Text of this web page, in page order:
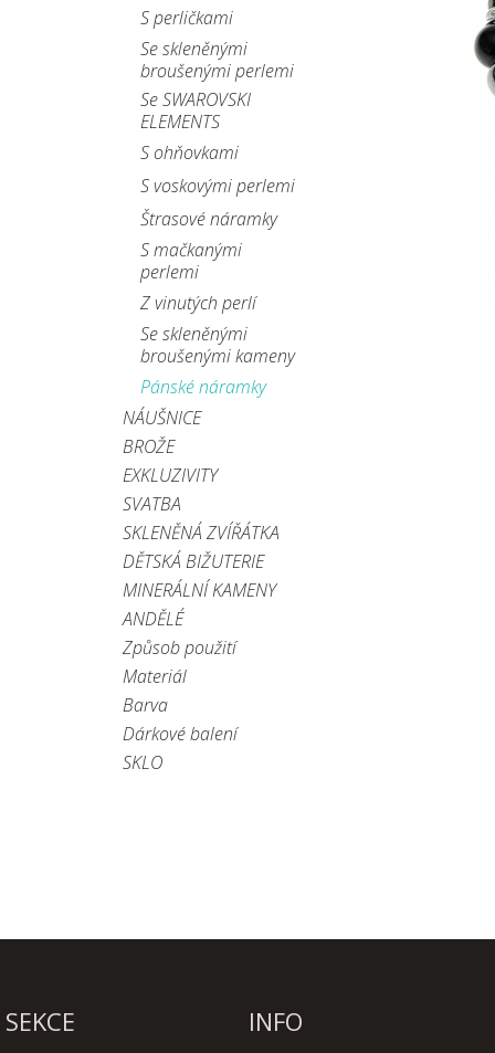
S perličkami
Se skleněnými
broušenými perlemi
Se SWAROVSKI
ELEMENTS
S ohňovkami
S voskovými perlemi
Štrasové náramky
S mačkanými
perlemi
Z vinutých perlí
Se skleněnými
broušenými kameny
Pánské náramky
NÁUŠNICE
BROŽE
EXKLUZIVITY
SVATBA
SKLENĚNÁ ZVÍŘÁTKA
DĚTSKÁ BIŽUTERIE
MINERÁLNÍ KAMENY
ANDĚLÉ
Způsob použití
Materiál
Barva
Dárkové balení
SKLO
SEKCE INFO